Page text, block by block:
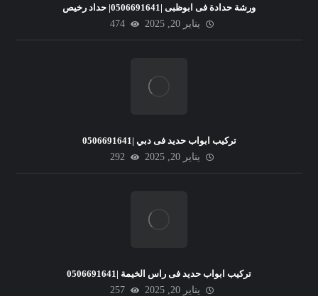
ورشة حدادة فى ابوظبى |0506691641| حداد رخيص
يناير 20, 2025
474
تركيب ابواب حديد فى دبي |0506691641
يناير 20, 2025
292
تركيب ابواب حديد فى راس الخيمة |0506691641
يناير 20, 2025
257